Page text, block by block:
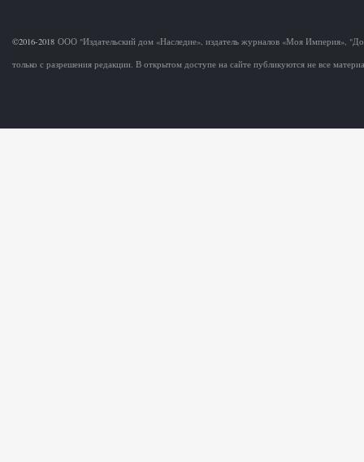
©2016-2018 ООО "Издательский дом «Наследие», издатель журналов «Моя Империя»,
только с разрешения редакции. В открытом доступе на сайте публикуются не все